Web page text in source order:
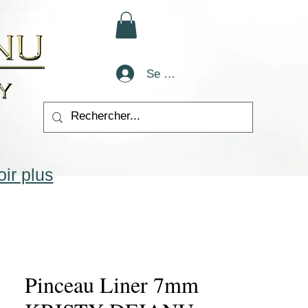
Se connecter
Pinceau Liner 7mm
plus